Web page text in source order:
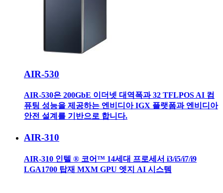
AIR-530
AIR-530은 200GbE 이더넷 대역폭과 32 TFLPOS AI 컴
퓨팅 성능을 제공하는 엔비디아 IGX 플랫폼과 엔비디아
안전 설계를 기반으로 합니다.
AIR-310
AIR-310 인텔 ® 코어™ 14세대 프로세서 i3/i5/i7/i9
LGA1700 탑재 MXM GPU 엣지 AI 시스템